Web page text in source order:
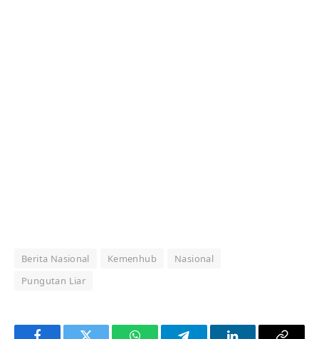
Berita Nasional Kemenhub
Nasional
Pungutan Liar